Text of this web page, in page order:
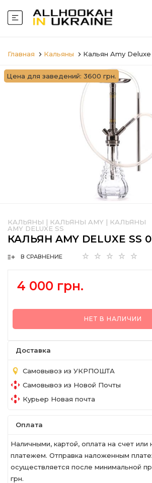
Главная Кальяны Кальян Amy Deluxe
Цена для заведений: 3600 грн.
КАЛЬЯНЫ | КАЛЬЯНЫ AMY | КАЛЬЯНЫ
AMY DELUXE SS
КАЛЬЯН AMY DELUXE SS
В СРАВНЕНИЕ
4 000 грн.
НЕТ В НАЛИЧИИ
Доставка
Самовывоз из УКРПОШТА
Самовывоз из Новой Почты
Курьер Новая почта
Оплата
Наличными, картой, оплата на счет
платежем. Отправка наложенным
осуществляется после минимальной
грн.